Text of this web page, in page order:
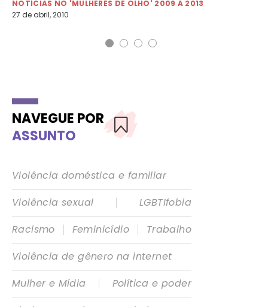
NOTÍCIAS NO 'MULHERES DE OLHO' 2009 A 2013
27 de abril, 2010
NAVEGUE POR
ASSUNTO
Violência doméstica e familiar
Violência sexual
|
LGBTIfobia
Racismo
| Feminicídio |
Trabalho
Violência de gênero na internet
Mulher e Mídia
|
Política e poder